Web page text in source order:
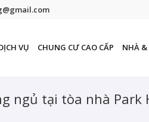
VỤ CHUNG CƯ CAO CẤP NHÀ
ngủ tại tòa nhà Park